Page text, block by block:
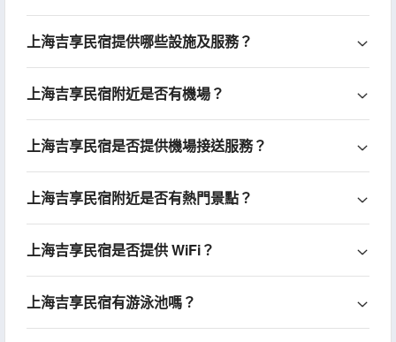
上海吉享民宿提供哪些設施及服務？
上海吉享民宿附近是否有機場？
上海吉享民宿是否提供機場接送服務？
上海吉享民宿附近是否有熱門景點？
上海吉享民宿是否提供 WiFi？
上海吉享民宿有游泳池嗎？